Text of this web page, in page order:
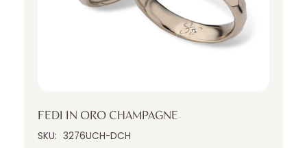
FEDI IN ORO CHAMPAGNE
SKU: 3276UCH-DCH